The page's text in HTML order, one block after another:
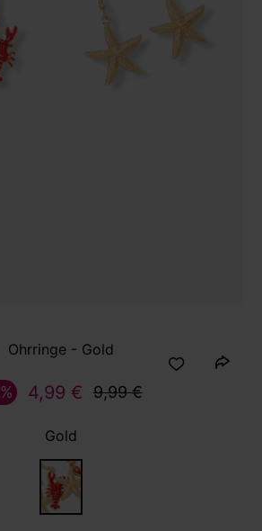
Ohrringe - Gold
4,99 € 9,99 €
Gold